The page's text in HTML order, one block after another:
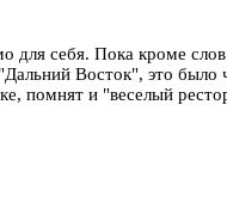
себя. Пока кроме
Восток", это было
и "веселый